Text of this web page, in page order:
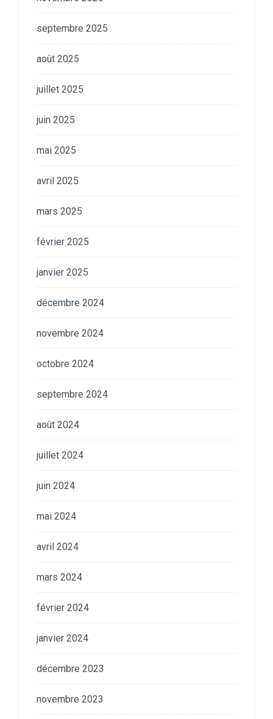
septembre 2025
août 2025
juillet 2025
juin 2025
mai 2025
avril 2025
mars 2025
février 2025
janvier 2025
décembre 2024
novembre 2024
octobre 2024
septembre 2024
août 2024
juillet 2024
juin 2024
mai 2024
avril 2024
mars 2024
février 2024
janvier 2024
décembre 2023
novembre 2023